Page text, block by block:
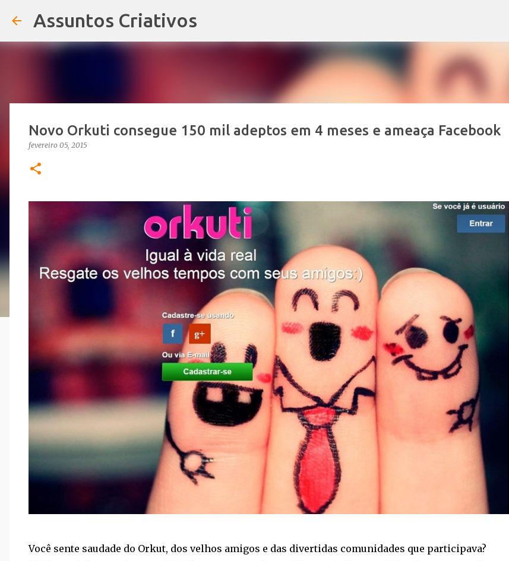
Assuntos Criativos
Novo Orkuti consegue 150 mil adeptos em 4 meses e ameaça Facebook
fevereiro 05, 2015
Você sente saudade do Orkut, dos velhos amigos e das divertidas comunidades que participava?